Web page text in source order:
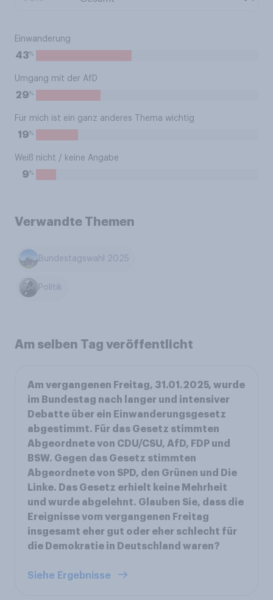
Einwanderung
43%
Umgang mit der AfD
29%
Für mich ist ein ganz anderes Thema wichtig
19%
Weiß nicht / keine Angabe
9%
Verwandte Themen
Bundestagswahl 2025
Politik
Am selben Tag veröffentlicht
Am vergangenen Freitag, 31.01.2025, wurde
im Bundestag nach langer und intensiver
Debatte über ein Einwanderungsgesetz
abgestimmt. Für das Gesetz stimmten
Abgeordnete von CDU/CSU, AfD, FDP und
BSW. Gegen das Gesetz stimmten
Abgeordnete von SPD, den Grünen und Die
Linke. Das Gesetz erhielt keine Mehrheit
und wurde abgelehnt. Glauben Sie, dass die
Ereignisse vom vergangenen Freitag
insgesamt eher gut oder eher schlecht für
die Demokratie in Deutschland waren?
Siehe Ergebnisse